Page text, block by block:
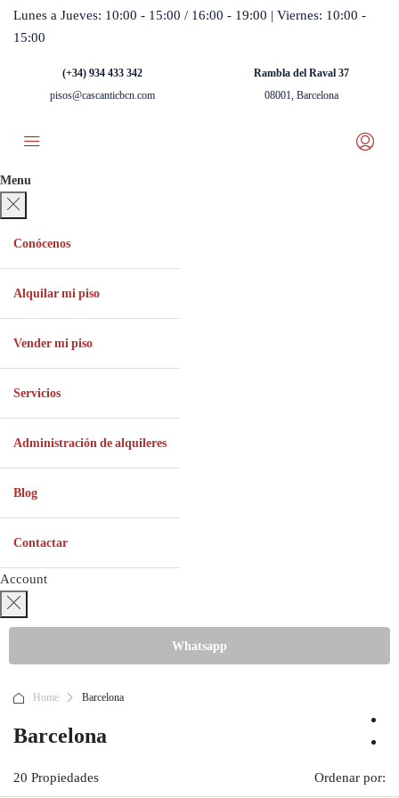
Lunes a Jueves: 10:00 - 15:00 / 16:00 - 19:00 | Viernes: 10:00 -
15:00
(+34) 934 433 342
pisos@cascanticbcn.com
Rambla del Raval 37
08001, Barcelona
Menu
Conócenos
Alquilar mi piso
Vender mi piso
Servicios
Administración de alquileres
Blog
Contactar
Account
Whatsapp
Home Barcelona
Barcelona
20 Propiedades Ordenar por: